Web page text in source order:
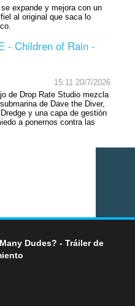
expande y mejora con un
al original que saca lo
- Children of Rain -
15:11 20/7/2026
de Drop Rate Studio mezcla
de Dave the Diver,
y una capa de gestión
a ponernos contra las
Dudes? - Tráiler de